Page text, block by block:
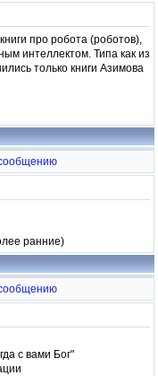
про робота (роботов),
интеллектом. Типа как из
только книги Азимова
ранние)
с вами Бог"